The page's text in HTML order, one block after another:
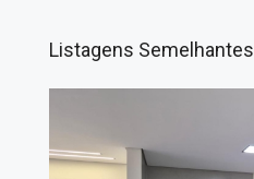
Listagens Semelhantes